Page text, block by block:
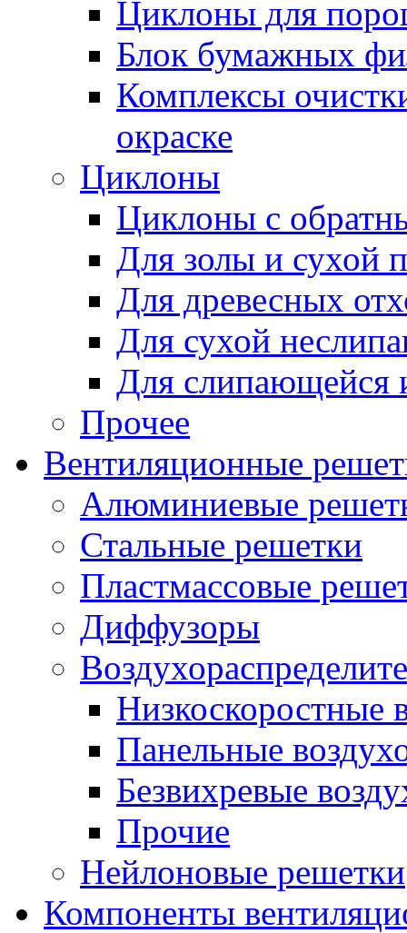
Циклоны для
Блок бумажных
Комплексы
окраске
Циклоны
Циклоны с
Для золы и сухой
Для древесных
Для сухой
Для слипающейся
Прочее
Вентиляционные
Алюминиевые
Стальные решетки
Пластмассовые
Диффузоры
Низкоскоростные
Панельные
Безвихревые
Прочие
Нейлоновые решетки
Компоненты